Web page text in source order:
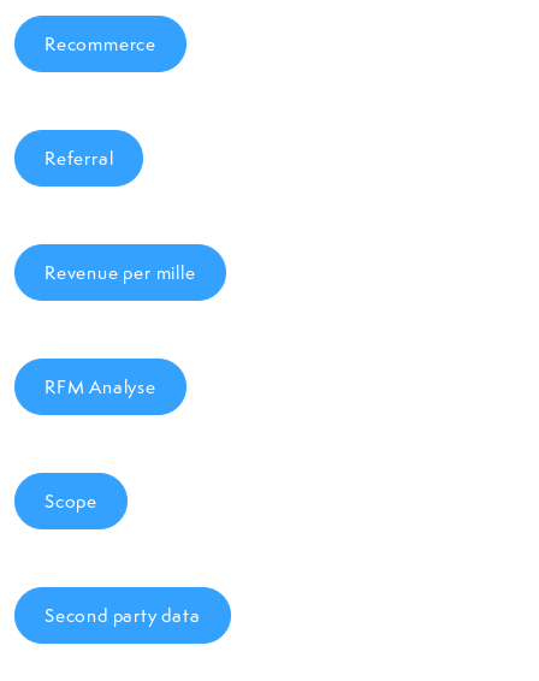
Recommerce
Referral
Revenue per mille
RFM Analyse
Scope
Second party data